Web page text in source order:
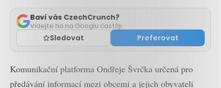
Baví vás CzechCrunch?
Vídejte ho na Googlu častěji.
Sledovat Preferovat
Komunikační platforma Ondřeje Švrčka určená pro
předávání informací mezi obcemi a jejich obyvateli